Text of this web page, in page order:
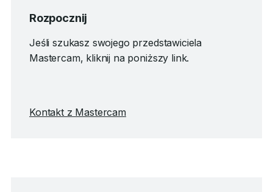
Rozpocznij
Jeśli szukasz swojego przedstawiciela
Mastercam, kliknij na poniższy link.
Kontakt z Mastercam